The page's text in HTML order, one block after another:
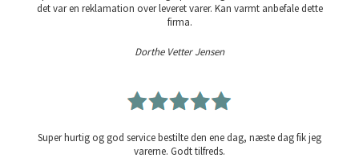
det var en reklamation over leveret varer. Kan varmt anbefale dette
firma.
Dorthe Vetter Jensen
Super hurtig og god service bestilte den ene dag, næste dag fik jeg
varerne. Godt tilfreds.